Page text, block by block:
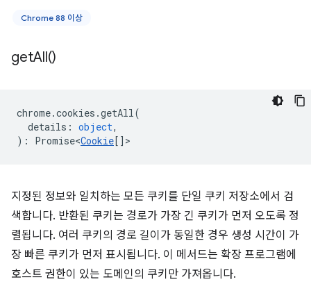
Chrome 88 이상
getAll()
chrome.cookies .getAll(
details : object,
) : Promise<Cookie[] >
지정된 정보와 일치하는 모든 쿠키를 단일 쿠키 저장소에서 검
색합니다. 반환된 쿠키는 경로가 가장 긴 쿠키가 먼저 오도록 정
렬됩니다. 여러 쿠키의 경로 길이가 동일한 경우 생성 시간이 가
장 빠른 쿠키가 먼저 표시됩니다. 이 메서드는 확장 프로그램에
호스트 권한이 있는 도메인의 쿠키만 가져옵니다.